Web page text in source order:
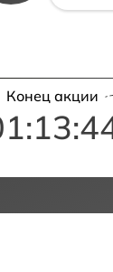
Конец акции